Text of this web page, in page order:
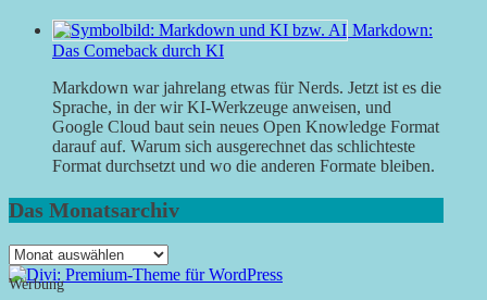
Markdown:
Das Comeback durch KI
Markdown war jahrelang etwas für Nerds. Jetzt ist es die
Sprache, in der wir KI-Werkzeuge anweisen, und
Google Cloud baut sein neues Open Knowledge Format
darauf auf. Warum sich ausgerechnet das schlichteste
Format durchsetzt und wo die anderen Formate bleiben.
Das Monatsarchiv
Das
Monatsarchiv
Werbung